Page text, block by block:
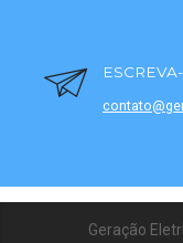
Geração